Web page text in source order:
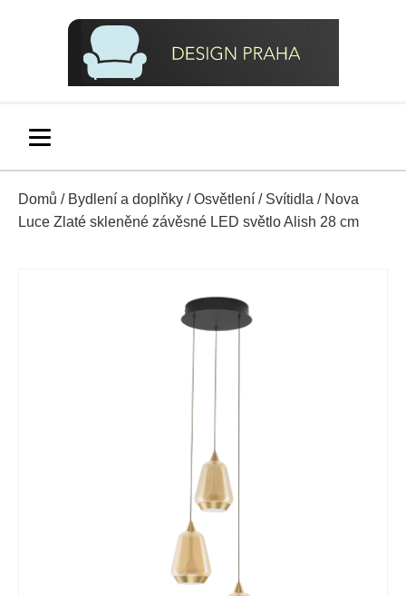
Domů / Bydlení a doplňky /Osvětlení / Svítidla / Nova
Luce Zlaté skleněné závěsné LED světlo Alish 28 cm